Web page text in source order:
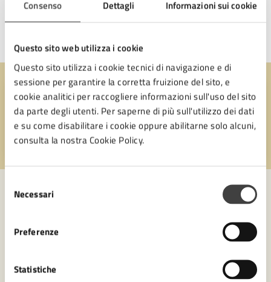
Consenso Dettagli Informazioni sui cookie
Questo sito web utilizza i cookie
Questo sito utilizza i cookie tecnici di navigazione e di
sessione per garantire la corretta fruizione del sito, e
cookie analitici per raccogliere informazioni sull'uso del sito
da parte degli utenti. Per saperne di più sull'utilizzo dei dati
e su come disabilitare i cookie oppure abilitarne solo alcuni,
consulta la nostra Cookie Policy.
delNecessari
Preferenze
Statistiche
Quanto sono chiare le informazioni su questa
pagina?
Richiedi assistenza